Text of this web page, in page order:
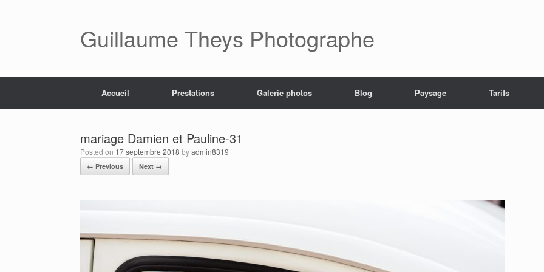
Guillaume Theys Photographe
Accueil Prestations Galerie photos Blog Paysage Tarifs
mariage Damien et Pauline-31
Posted on 17 septembre 2018 byadmin8319
← Previous Next →